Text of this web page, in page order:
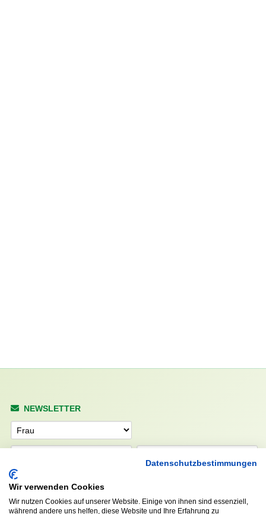
NEWSLETTER
Anrede
Datenschutzbestimmungen
Wir verwenden Cookies
Wir nutzen Cookies auf unserer Website. Einige von ihnen sind essenziell,
während andere uns helfen, diese Website und Ihre Erfahrung zu